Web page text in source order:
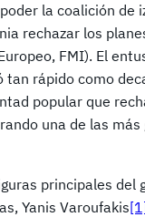
la coalición de
rechazar los
FMI). El
rápido como
popular que
una de las
principales del
Yanis Varoufakis